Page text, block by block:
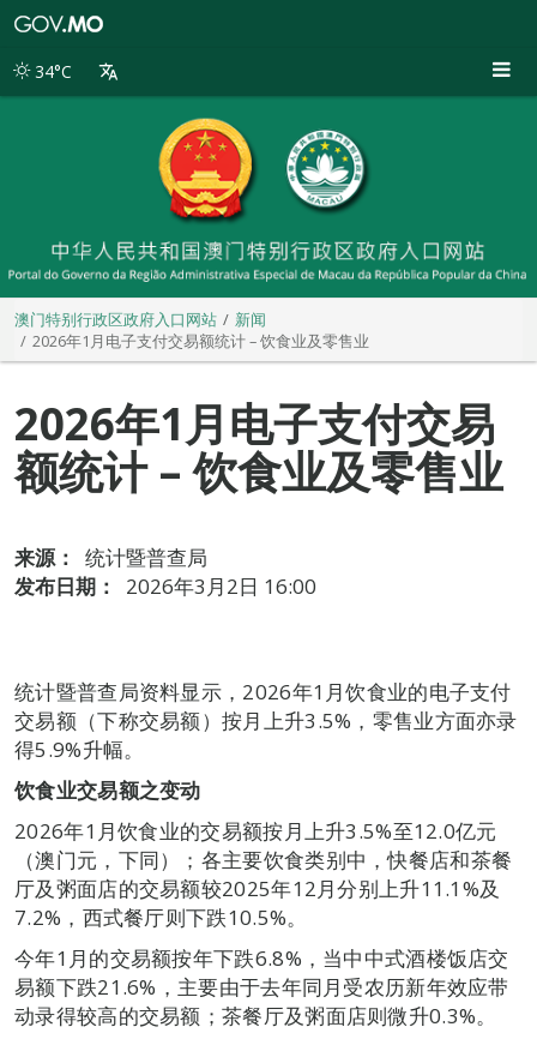
别
34°C
澳门特别行政区政府入口网站
新闻
2026年1月电子支付交易额统计 – 饮食业及零售业
2026年1月电子支付交易
额统计 – 饮食业及零售业
来源：
统计暨普查局
发布日期：
2026年3月2日 16:00
统计暨普查局资料显示，2026年1月饮食业的电子支付
交易额（下称交易额）按月上升3.5%，零售业方面亦录
得5.9%升幅。
饮食业交易额之变动
2026年1月饮食业的交易额按月上升3.5%至12.0亿元
（澳门元，下同）；各主要饮食类别中，快餐店和茶餐
厅及粥面店的交易额较2025年12月分别上升11.1%及
7.2%，西式餐厅则下跌10.5%。
今年1月的交易额按年下跌6.8%，当中中式酒楼饭店交
易额下跌21.6%，主要由于去年同月受农历新年效应带
动录得较高的交易额；茶餐厅及粥面店则微升0.3%。